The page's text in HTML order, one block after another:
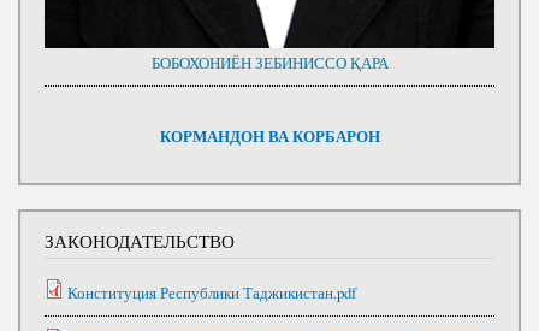
БОБОХОНИЁН ЗЕБИНИССО ҚАРА
КОРМАНДОН ВА КОРБАРОН
ЗАКОНОДАТЕЛЬСТВО
Конституция Республики Таджикистан.pdf